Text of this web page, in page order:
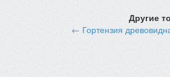
Другие
← Гортензия